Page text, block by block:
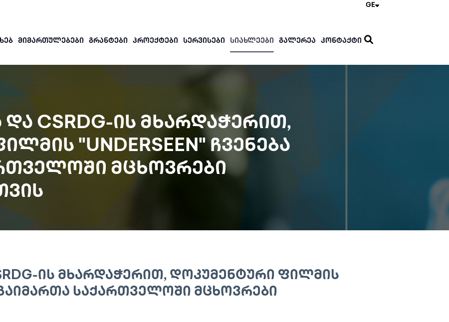
GE
ᲛᲘᲛᲐᲠᲗᲣᲚᲔᲑᲔᲑᲘ ᲒᲠᲐᲜᲢᲔᲑᲘ ᲞᲠᲝᲔᲥᲢᲔᲑᲘ ᲡᲔᲠᲕᲘᲡᲔᲑᲘ ᲡᲘᲐᲮᲚᲔᲔᲑᲘ ᲒᲐᲚᲔᲠᲔᲐ ᲙᲝᲜᲢᲐᲥᲢᲘ
CSRDG-ᲘᲡ ᲛᲮᲐᲠᲓᲐᲭᲔᲠᲘᲗ,
"UNDERSEEN" ᲩᲕᲔᲜᲔᲑᲐ
ᲛᲪᲮᲝᲕᲠᲔᲑᲘ
ᲘᲡ ᲛᲮᲐᲠᲓᲐᲭᲔᲠᲘᲗ, ᲓᲝᲙᲣᲛᲔᲜᲢᲣᲠᲘ ᲤᲘᲚᲛᲘᲡ
ᲒᲐᲘᲛᲐᲠᲗᲐ ᲡᲐᲥᲐᲠᲗᲕᲔᲚᲝᲨᲘ ᲛᲪᲮᲝᲕᲠᲔᲑᲘ